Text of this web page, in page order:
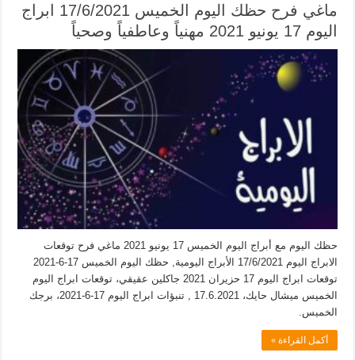
ماغي فرح حظك اليوم الخميس 17/6/2021 ابراج
اليوم 17 يونيو 2021 مهنياً وعاطفياً وصحياً
حظك اليوم مع أبراج اليوم الخميس 17 يونيو 2021 ماغي فرح توقعات
الابراج اليوم 17/6/2021 الأبراج اليومية, حظك اليوم الخميس 17-6-2021
توقعات ابراج اليوم 17 حزيران 2021 جاكلين عقيقي، توقعات ابراج اليوم
الخميس ميشال حايك، 17.6.2021 , تنبؤات ابراج اليوم 17-6-2021، برجك
الخميس.
أكمل القراءة »